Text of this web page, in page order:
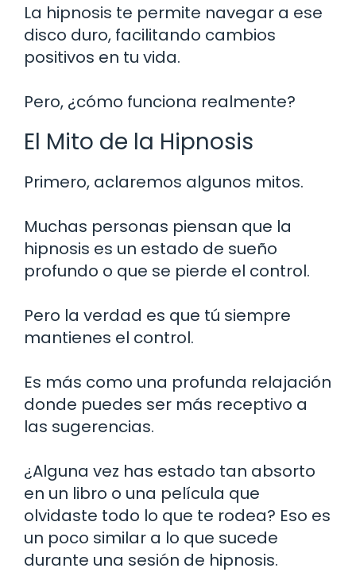
La hipnosis te permite navegar a ese
disco duro, facilitando cambios
positivos en tu vida.
Pero, ¿cómo funciona realmente?
El Mito de la Hipnosis
Primero, aclaremos algunos mitos.
Muchas personas piensan que la
hipnosis es un estado de sueño
profundo o que se pierde el control.
Pero la verdad es que tú siempre
mantienes el control.
Es más como una profunda relajación
donde puedes ser más receptivo a
las sugerencias.
¿Alguna vez has estado tan absorto
en un libro o una película que
olvidaste todo lo que te rodea? Eso es
un poco similar a lo que sucede
durante una sesión de hipnosis.